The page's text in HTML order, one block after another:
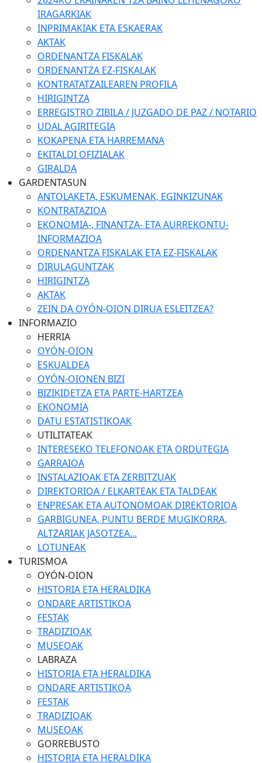
IRAGARKIAK
INPRIMAKIAK ETA ESKAERAK
AKTAK
ORDENANTZA FISKALAK
ORDENANTZA EZ-FISKALAK
KONTRATATZAILEAREN PROFILA
HIRIGINTZA
ERREGISTRO ZIBILA / JUZGADO DE PAZ / NOTARIO
UDAL AGIRITEGIA
KOKAPENA ETA HARREMANA
EKITALDI OFIZIALAK
GIRALDA
GARDENTASUN
ANTOLAKETA, ESKUMENAK, EGINKIZUNAK
KONTRATAZIOA
EKONOMIA-, FINANTZA- ETA AURREKONTU-
INFORMAZIOA
ORDENANTZA FISKALAK ETA EZ-FISKALAK
DIRULAGUNTZAK
HIRIGINTZA
AKTAK
ZEIN DA OYÓN-OION DIRUA ESLEITZEA?
INFORMAZIO
HERRIA
OYÓN-OION
ESKUALDEA
OYÓN-OIONEN BIZI
BIZIKIDETZA ETA PARTE-HARTZEA
EKONOMIA
DATU ESTATISTIKOAK
UTILITATEAK
INTERESEKO TELEFONOAK ETA ORDUTEGIA
GARRAIOA
INSTALAZIOAK ETA ZERBITZUAK
DIREKTORIOA / ELKARTEAK ETA TALDEAK
ENPRESAK ETA AUTONOMOAK DIREKTORIOA
GARBIGUNEA, PUNTU BERDE MUGIKORRA,
ALTZARIAK JASOTZEA...
LOTUNEAK
TURISMOA
OYÓN-OION
HISTORIA ETA HERALDIKA
ONDARE ARTISTIKOA
FESTAK
TRADIZIOAK
MUSEOAK
LABRAZA
HISTORIA ETA HERALDIKA
ONDARE ARTISTIKOA
FESTAK
TRADIZIOAK
MUSEOAK
GORREBUSTO
HISTORIA ETA HERALDIKA